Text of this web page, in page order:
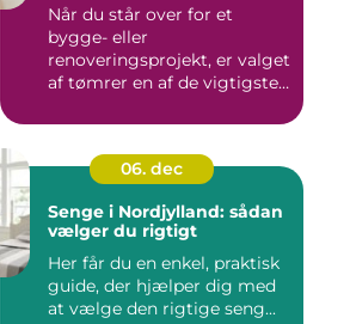
Når du står over for et
bygge- eller
renoveringsprojekt, er valget
af tømrer en af de vigtigste
06. dec
Senge i Nordjylland: sådan
vælger du rigtigt
Her får du en enkel, praktisk
guide, der hjælper dig med
at vælge den rigtige seng...